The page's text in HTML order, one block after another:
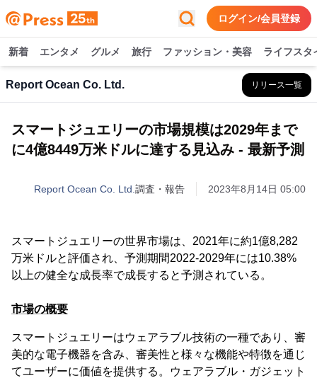
ログイン/会員登録
新着 エンタメ グルメ 旅行 ファッション・美容 ライフスタ
Report Ocean Co. Ltd. リリース一覧
スマートジュエリーの市場規模は2029年まで
に4億8449万米ドルに達する見込み - 最新予測
Report Ocean Co. Ltd. 調査・報告 2023年8月14日 05:00
スマートジュエリーの世界市場は、2021年に約1億8,282
万米ドルと評価され、予測期間2022-2029年には10.38%
以上の健全な成長率で成長すると予測されている。
市場の概要
スマートジュエリーはウェアラブル技術の一種であり、審
美的な電子機器を含み、審美性と様々な機能や特徴を通じ
てユーザーに価値を提供する。ウェアラブル・ガジェット